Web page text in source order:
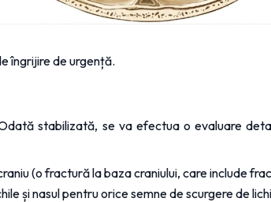
îngrijire de urgență.
stabilizată, se va efectua o evaluare
(o fractură la baza craniului, care include
și nasul pentru orice semne de scurgere de